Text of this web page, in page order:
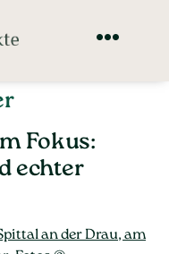
Fokus:
echter